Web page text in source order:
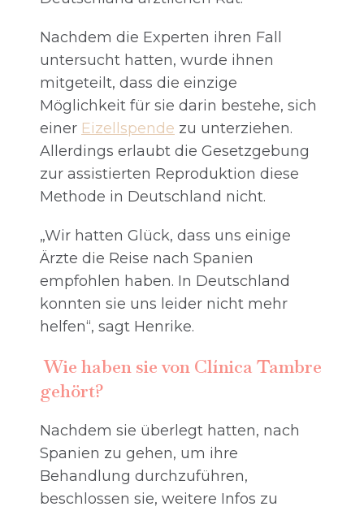
Nachdem die Experten ihren Fall
untersucht hatten, wurde ihnen
mitgeteilt, dass die einzige
Möglichkeit für sie darin bestehe, sich
einer Eizellspende zu unterziehen.
Allerdings erlaubt die Gesetzgebung
zur assistierten Reproduktion diese
Methode in Deutschland nicht.
„Wir hatten Glück, dass uns einige
Ärzte die Reise nach Spanien
empfohlen haben. In Deutschland
konnten sie uns leider nicht mehr
helfen“, sagt Henrike.
Wie haben sie von Clínica Tambre
gehört?
Nachdem sie überlegt hatten, nach
Spanien zu gehen, um ihre
Behandlung durchzuführen,
beschlossen sie, weitere Infos zu